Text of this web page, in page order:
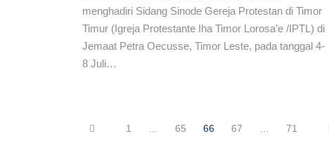
menghadiri Sidang Sinode Gereja Protestan di Timor
Timur (Igreja Protestante Iha Timor Lorosa’e /IPTL) di
Jemaat Petra Oecusse, Timor Leste, pada tanggal 4-
8 Juli…
1 … 65 66 67 … 71